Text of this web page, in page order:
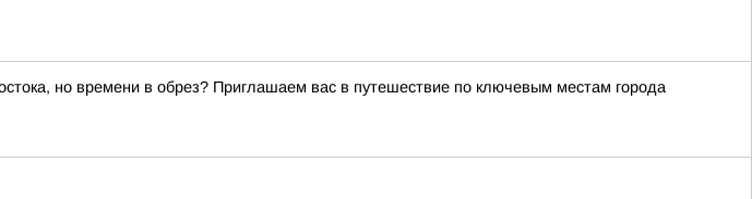
но времени в обрез? Приглашаем вас в путешествие по ключевым местам города